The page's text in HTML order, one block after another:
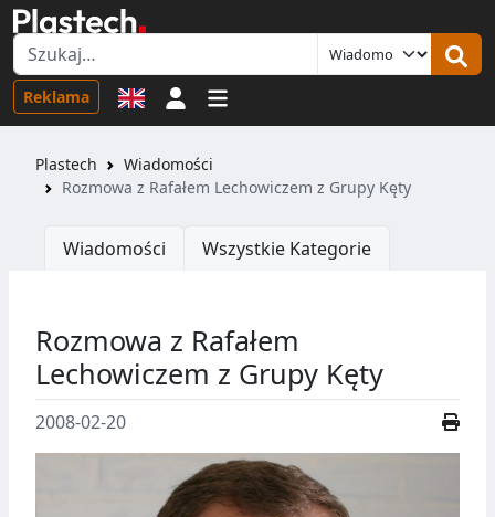
Reklama Logowanie
Plastech
Wiadomości
Rozmowa z Rafałem Lechowiczem z Grupy Kęty
Wiadomości Wszystkie Kategorie
Rozmowa z Rafałem
Lechowiczem z Grupy Kęty
2008-02-20